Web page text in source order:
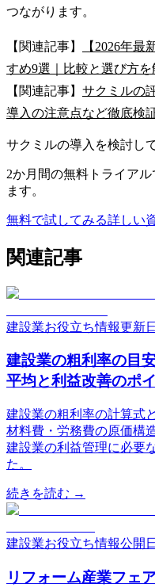
つながります。
【関連記事】
【2026年
すめ9選｜比較と選び方を
【関連記事】 サクミルの
導入の注意点など徹底検
サクミルの導入を検討し
2か月間の無料トライア
ます。
無料で試してみる詳しい
関連記事
建設業お役立ち情報更新
建設業の粗利率の目
平均と利益改善のポ
建設業の粗利率の計算式
材料費・労務費の原価構
建設業の利益管理に必要
た。
続きを読む →
建設業お役立ち情報公開
リフォーム産業フェ